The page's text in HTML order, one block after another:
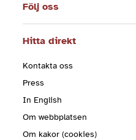
Följ oss
Hitta direkt
Kontakta oss
Press
In English
Om webbplatsen
Om kakor (cookies)